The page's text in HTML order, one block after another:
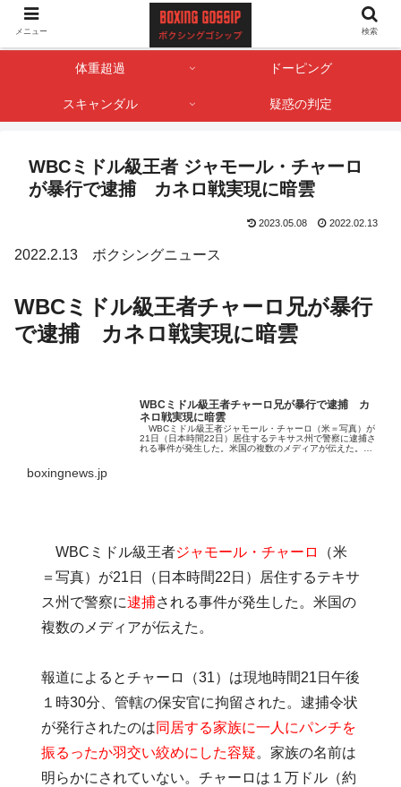
ボクサー・ボクシング界のゴシップやスキャンダル情報を記録しておくサイト
です。
体重超過 ドーピング
スキャンダル 疑惑の判定
WBCミドル級王者 ジャモール・チャーロ
が暴行で逮捕 カネロ戦実現に暗雲
2023.05.08 2022.02.13
2022.2.13 ボクシングニュース
WBCミドル級王者チャーロ兄が暴行
で逮捕 カネロ戦実現に暗雲
WBCミドル級王者チャーロ兄が暴行で逮捕 カ
ネロ戦実現に暗雲
WBCミドル級王者ジャモール・チャーロ（米＝写真）が
21日（日本時間22日）居住するテキサス州で警察に逮捕さ
れる事件が発生した。米国の複数のメディアが伝えた。
boxingnews.jp
WBCミドル級王者ジャモール・チャーロ
（米
＝写真）が21日（日本時間22日）居住するテキサ
ス州で警察に逮捕される事件が発生した。米国の
複数のメディアが伝えた。
報道によるとチャーロ（31）は現地時間21日午後
１時30分、管轄の保安官に拘留された。逮捕令状
が発行されたのは 同居する家族に一人にパンチを
振るったか羽交い絞めにした容疑。家族の名前は
明らかにされていない。チャーロは１万ドル（約
メニュー 検索